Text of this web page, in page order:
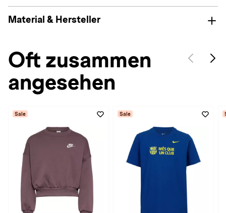
Material & Hersteller
Oft zusammen
angesehen
Sale Sale